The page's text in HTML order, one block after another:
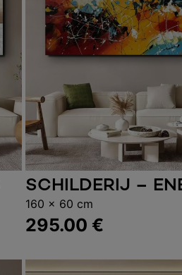
Toevoegen aan
SCHILDERIJ –
295.00 €
160 x 60 cm